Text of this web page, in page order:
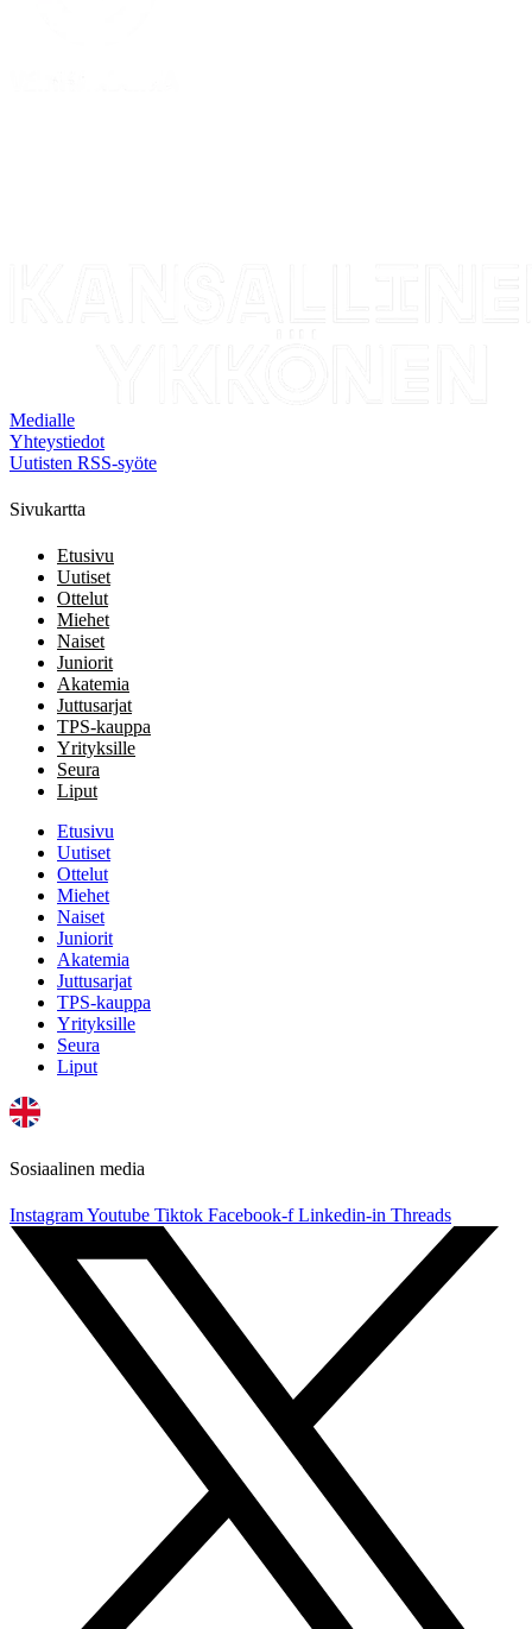
Medialle
Yhteystiedot
Uutisten RSS-syöte
Sivukartta
Etusivu
Uutiset
Ottelut
Miehet
Naiset
Juniorit
Akatemia
Juttusarjat
TPS-kauppa
Yrityksille
Seura
Liput
Etusivu
Uutiset
Ottelut
Miehet
Naiset
Juniorit
Akatemia
Juttusarjat
TPS-kauppa
Yrityksille
Seura
Liput
Sosiaalinen media
InstagramYoutube Tiktok Facebook-f Linkedin-in Threads